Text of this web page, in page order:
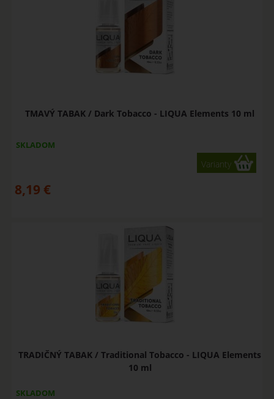
TMAVÝ TABAK / Dark Tobacco - LIQUA Elements 10 ml
SKLADOM
Varianty
8,19 €
TRADIČNÝ TABAK / Traditional Tobacco - LIQUA Elements
10 ml
SKLADOM